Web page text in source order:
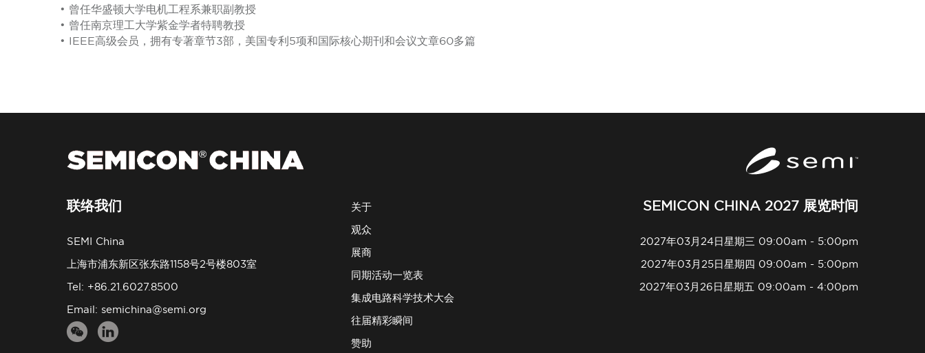
• 曾任华盛顿大学电机工程系兼职副教授
• 曾任南京理工大学紫金学者特聘教授
• IEEE高级会员，拥有专著章节3部，美国专利5项和国际核心期刊和会议文章60多篇
联络我们
SEMI China
上海市浦东新区张东路1158号2号楼803室
Tel: +86.21.6027.8500
Email: semichina@semi.org
关于
观众
展商
同期活动一览表
集成电路科学技术大会
往届精彩瞬间
赞助
SEMICON CHINA 2027 展览时间
2027年03月24日星期三 09:00am - 5:00pm
2027年03月25日星期四 09:00am - 5:00pm
2027年03月26日星期五 09:00am - 4:00pm